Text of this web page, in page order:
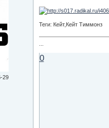
29
Теги: Кейт,Кейт Тиммонз
0